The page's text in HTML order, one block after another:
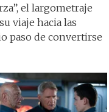
el largometraje
viaje hacia las
paso de convertirse